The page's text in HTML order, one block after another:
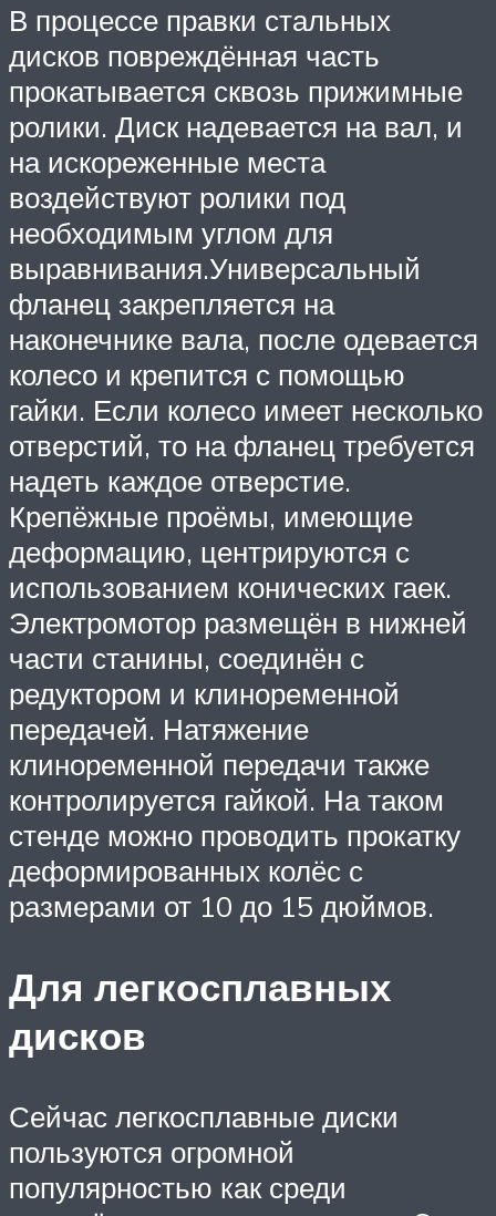
В процессе правки стальных
дисков повреждённая часть
прокатывается сквозь прижимные
ролики. Диск надевается на вал, и
на искореженные места
воздействуют ролики под
необходимым углом для
выравнивания.Универсальный
фланец закрепляется на
наконечнике вала, после одевается
колесо и крепится с помощью
гайки. Если колесо имеет несколько
отверстий, то на фланец требуется
надеть каждое отверстие.
Крепёжные проёмы, имеющие
деформацию, центрируются с
использованием конических гаек.
Электромотор размещён в нижней
части станины, соединён с
редуктором и клиноременной
передачей. Натяжение
клиноременной передачи также
контролируется гайкой. На таком
стенде можно проводить прокатку
деформированных колёс с
размерами от 10 до 15 дюймов.
Для легкосплавных
дисков
Сейчас легкосплавные диски
пользуются огромной
популярностью как среди